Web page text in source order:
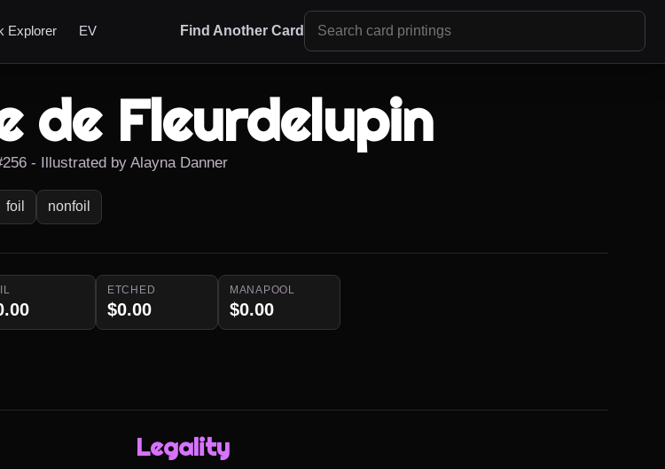
Explorer EV Find Another Card
de Fleurdelupin
- Illustrated by Alayna Danner
foil nonfoil
ETCHED
$0.00
MANAPOOL
$0.00
Legality